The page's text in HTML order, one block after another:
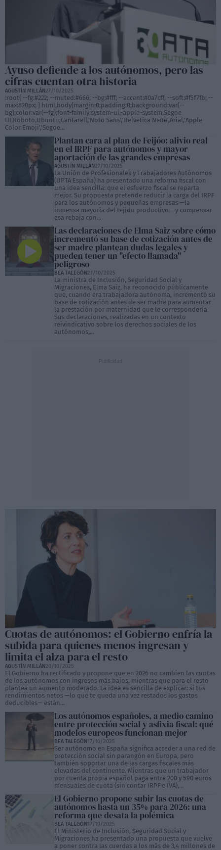
Ayuso defiende a los autónomos, pero las
cifras cuentan otra historia
AGUSTÍN MILLÁN27/10/2025
:root{ --fg:#222; --muted:#666; --bg:#fff; --accent:#0a7cff; --soft:#f5f7fb; --
max:820px; } html,body{margin:0;padding:0;background:var(--
bg);color:var(--fg);font-family:system-ui,-apple-system,Segoe
UI,Roboto,Ubuntu,Cantarell,'Noto Sans','Helvetica Neue',Arial,'Apple
Color Emoji','Segoe...
Plantan cara al plan de Feijóo: alivio real
en el IRPF para autónomos y mayor
aportación de las grandes empresas
AGUSTÍN MILLÁN27/10/2025
La Unión de Profesionales y Trabajadores Autónomos
(UPTA España) ha presentado una reforma fiscal con
una idea sencilla: que el esfuerzo fiscal se reparta
mejor. Su propuesta pretende reducir la carga del IRPF
para los autónomos y pequeñas empresas —la
inmensa mayoría del tejido productivo— y compensar
esa rebaja con...
Las declaraciones de Elma Saiz sobre cómo
incrementó su base de cotización antes de
ser madre plantean dudas legales y
pueden tener un "efecto llamada"
peligroso
BEA TALEGÓN21/10/2025
La ministra de Inclusión, Seguridad Social y
Migraciones, Elma Saiz, ha reconocido públicamente
que, cuando era trabajadora autónoma, incrementó su
base de cotización antes de ser madre para aumentar
la prestación por maternidad que le correspondería.
Sus declaraciones, realizadas en un contexto
reivindicativo sobre los derechos sociales de los
autónomos,...
Cuotas de autónomos: el Gobierno enfría la
subida para quienes menos ingresan y
limita el alza para el resto
AGUSTÍN MILLÁN20/10/2025
El Gobierno ha rectificado y propone que en 2026 no cambien las cuotas
de los autónomos con ingresos más bajos, mientras que para el resto
plantea un aumento moderado. La idea es sencilla de explicar: si tus
rendimientos netos —lo que te queda una vez restados los gastos
deducibles— están...
Los autónomos españoles, a medio camino
entre protección social y asfixia fiscal: qué
modelos europeos funcionan mejor
BEA TALEGÓN17/10/2025
Ser autónomo en España significa acceder a una red de
protección social sin parangón en Europa, pero
también soportar una de las cargas fiscales más
elevadas del continente. Mientras que un trabajador
por cuenta propia español paga entre 200 y 590 euros
mensuales de cuota (sin contar IRPF e IVA),...
El Gobierno propone subir las cuotas de
autónomos hasta un 35% para 2026: una
reforma que desata la polémica
BEA TALEGÓN17/10/2025
El Ministerio de Inclusión, Seguridad Social y
Migraciones ha presentado una propuesta que vuelve
a poner contra las cuerdas a los más de 3,4 millones de